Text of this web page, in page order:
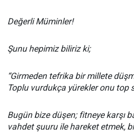
Değerli Müminler!
Şunu hepimiz biliriz ki;
“Girmeden tefrika bir millete
Toplu vurdukça yürekler onu top
Bugün bize düşen; fitneye karşı
vahdet şuuru ile hareket etmek,